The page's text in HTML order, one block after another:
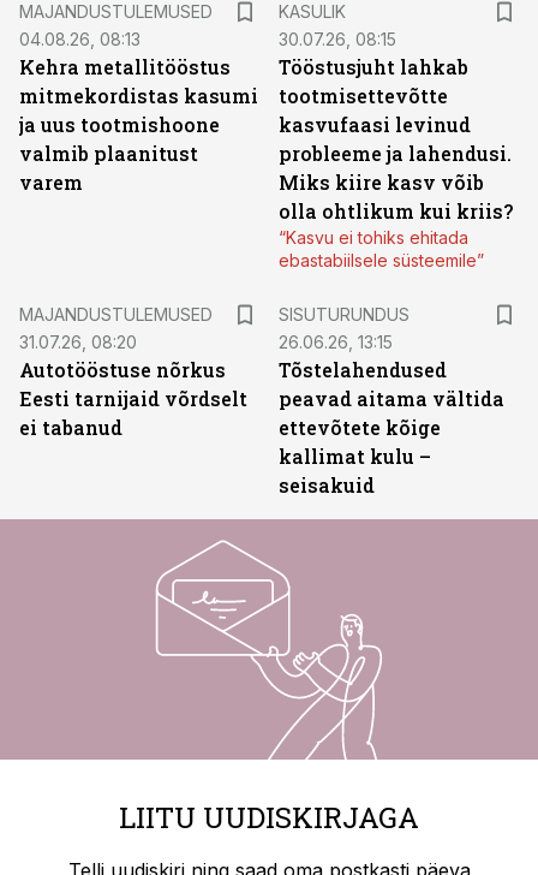
MAJANDUSTULEMUSED
04.08.26, 08:13
Kehra metallitööstus
mitmekordistas kasumi
ja uus tootmishoone
valmib plaanitust
varem
KASULIK
30.07.26, 08:15
Tööstusjuht lahkab
tootmisettevõtte
kasvufaasi levinud
probleeme ja lahendusi.
Miks kiire kasv võib
olla ohtlikum kui kriis?
“Kasvu ei tohiks ehitada
ebastabiilsele süsteemile”
MAJANDUSTULEMUSED
31.07.26, 08:20
Autotööstuse nõrkus
Eesti tarnijaid võrdselt
ei tabanud
SISUTURUNDUS
26.06.26, 13:15
Tõstelahendused
peavad aitama vältida
ettevõtete kõige
kallimat kulu –
seisakuid
LIITU UUDISKIRJAGA
Telli uudiskiri ning saad oma postkasti päeva